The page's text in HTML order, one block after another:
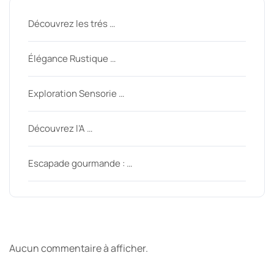
Découvrez les trés …
Élégance Rustique …
Exploration Sensorie …
Découvrez l’A …
Escapade gourmande : …
Aucun commentaire à afficher.